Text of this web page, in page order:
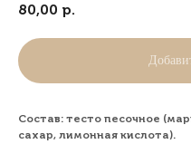
80,00 р.
Состав: тесто песочное
сахар, лимонная кислота).